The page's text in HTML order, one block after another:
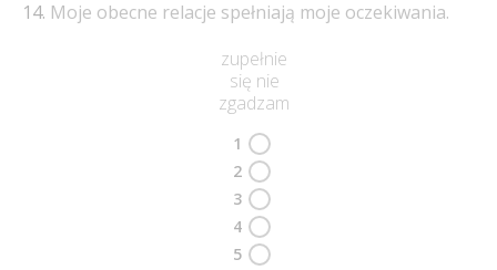
Moje obecne relacje spełniają moje oczekiwania.
zupełnie
się nie
zgadzam
1
2
3
4
5